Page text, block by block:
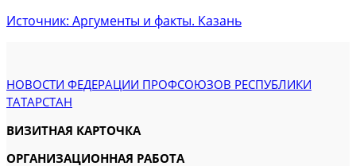
Источник: Аргументы и факты. Казань
НОВОСТИ ФЕДЕРАЦИИ ПРОФСОЮЗОВ РЕСПУБЛИКИ
ТАТАРСТАН
ВИЗИТНАЯ КАРТОЧКА
ОРГАНИЗАЦИОННАЯ РАБОТА